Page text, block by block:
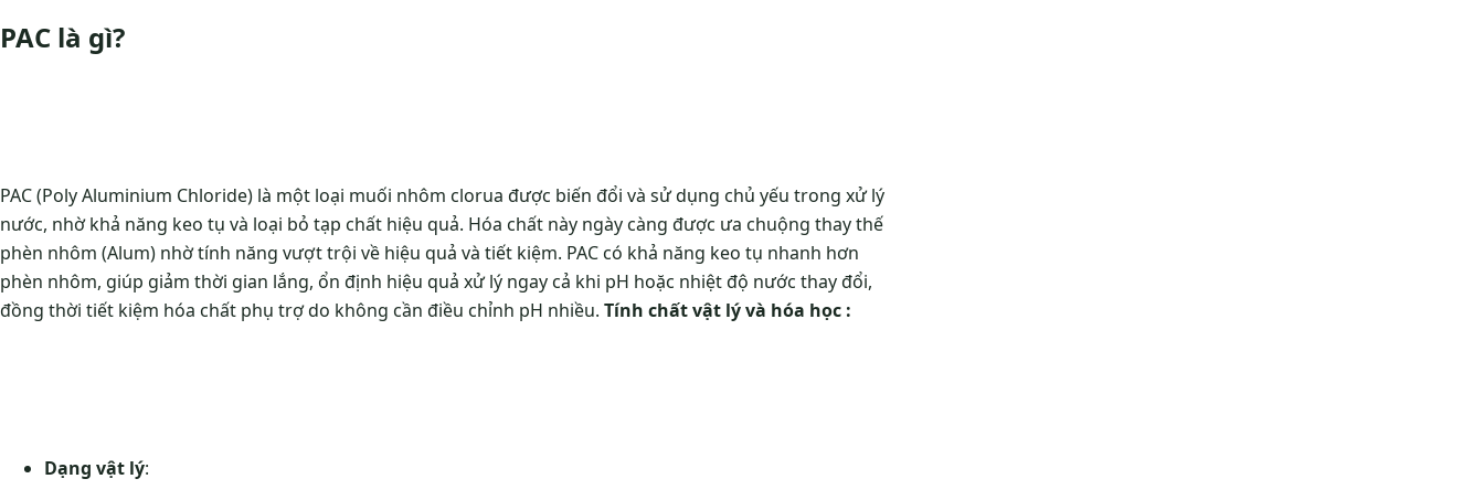
PAC là gì?
PAC (Poly Aluminium Chloride) là một loại muối nhôm clorua được biến đổi và sử dụng chủ yếu trong xử lý
nước, nhờ khả năng keo tụ và loại bỏ tạp chất hiệu quả. Hóa chất này ngày càng được ưa chuộng thay thế
phèn nhôm (Alum) nhờ tính năng vượt trội về hiệu quả và tiết kiệm. PAC có khả năng keo tụ nhanh hơn
phèn nhôm, giúp giảm thời gian lắng, ổn định hiệu quả xử lý ngay cả khi pH hoặc nhiệt độ nước thay đổi,
đồng thời tiết kiệm hóa chất phụ trợ do không cần điều chỉnh pH nhiều. Tính chất vật lý và hóa học :
Dạng vật lý: